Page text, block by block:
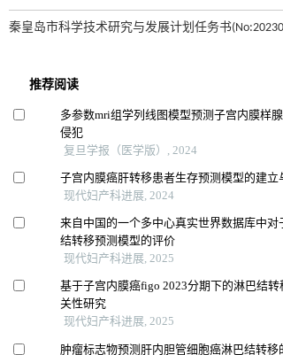
秦皇岛市科学技术研究与发展计划任务书